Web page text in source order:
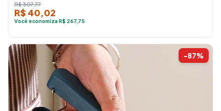
R$ 307,77
R$ 40,02
Você economiza R$ 267,75
-87%